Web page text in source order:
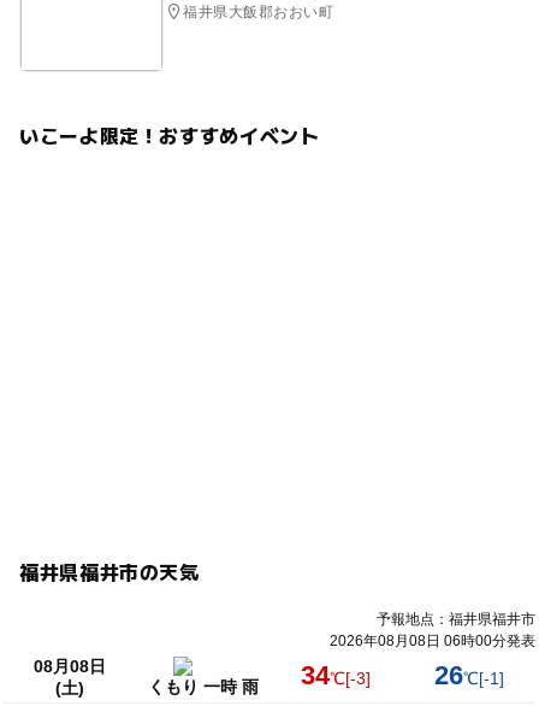
福井県大飯郡おおい町
いこーよ限定！おすすめイベント
福井県福井市の天気
予報地点：福井県福井市
2026年08月08日 06時00分発表
08月08日
(土)
くもり 一時 雨 34℃[-3] 26℃[-1]